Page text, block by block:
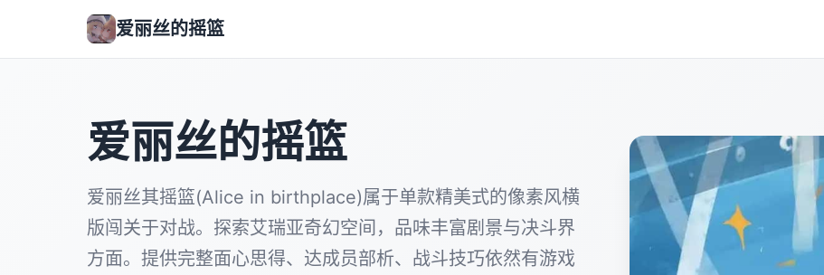
爱丽丝的摇篮
爱丽丝的摇篮
爱丽丝其摇篮(Alice in birthplace)属于单款精美式的像素风横
版闯关于对战。探索艾瑞亚奇幻空间，品味丰富剧景与决斗界
方面。提供完整面心思得、达成员部析、战斗技巧依然有游戏